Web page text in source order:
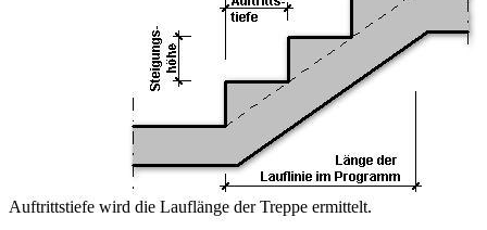
Auftrittstiefe wird die Lauflänge der Treppe ermittelt.